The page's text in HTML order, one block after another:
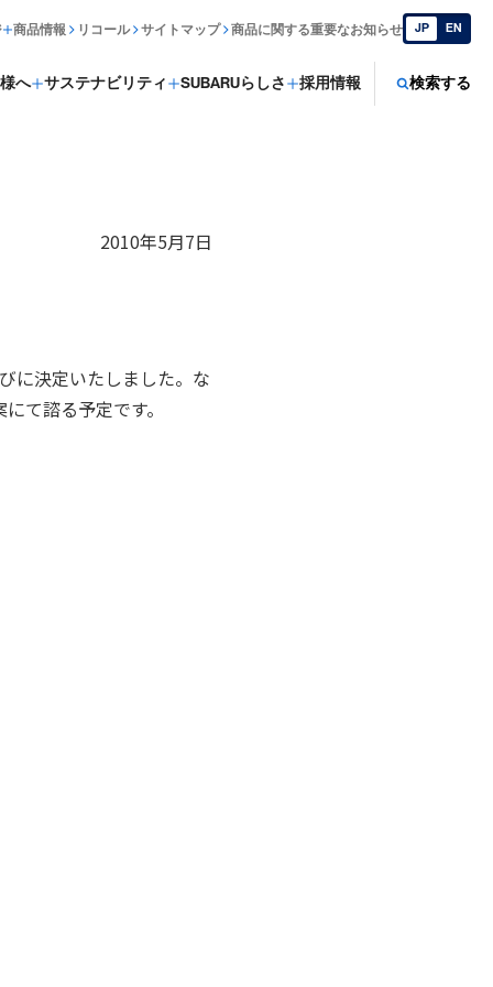
へ サステナビリティ SUBARUらしさ 採用情報 検索する
商品情報 リコール サイトマップ 商品に関する重要なお知らせ JP EN
2010年5月7日
に決定いたしました。な
て諮る予定です。